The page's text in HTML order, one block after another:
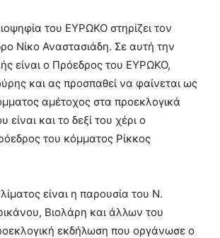
του ΕΥΡΩΚΟ στηρίζει τον
Νίκο Αναστασιάδη. Σε αυτή την
είναι ο Πρόεδρος του ΕΥΡΩΚΟ,
και ας προσπαθεί να φαίνεται ως
αμέτοχος στα προεκλογικά
είναι και το δεξί του χέρι ο
του κόμματος Ρίκκος
είναι η παρουσία του Ν.
Βιολάρη και άλλων του
εκδήλωση που οργάνωσε ο